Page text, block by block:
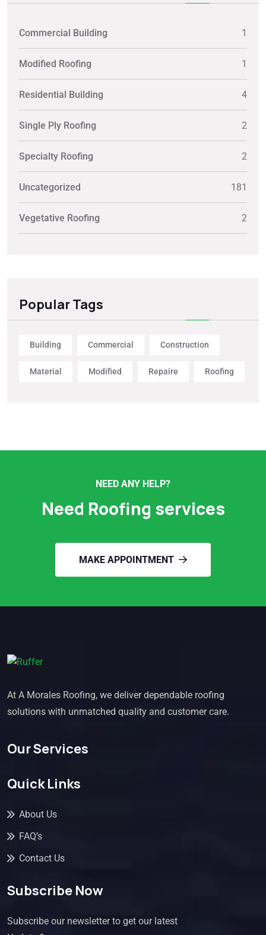
Commercial Building 1
Modified Roofing 1
Residential Building 4
Single Ply Roofing 2
Specialty Roofing 2
Uncategorized 181
Vegetative Roofing 2
Popular Tags
Building Commercial Construction
Material Modified Repaire Roofing
NEED ANY HELP?
Need Roofing services
MAKE APPOINTMENT
At A Morales Roofing, we deliver dependable roofing
solutions with unmatched quality and customer care.
Our Services
Quick Links
About Us
FAQ’s
Contact Us
Subscribe Now
Subscribe our newsletter to get our latest